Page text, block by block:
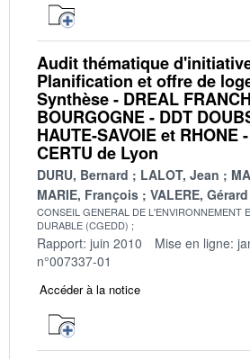
Audit thématique
Planification et offre de
Synthèse - DREAL
BOURGOGNE - DDT
HAUTE-SAVOIE et RHONE
CERTU de Lyon
DURU, Bernard LALOT, Jean
MARIE, François
VALERE, Gérard
CONSEIL GENERAL DE L'ENVIRONNEMENT
DURABLE (CGEDD)
Rapport: juin 2010 Mise en ligne:
n°007337-01
Accéder à la notice